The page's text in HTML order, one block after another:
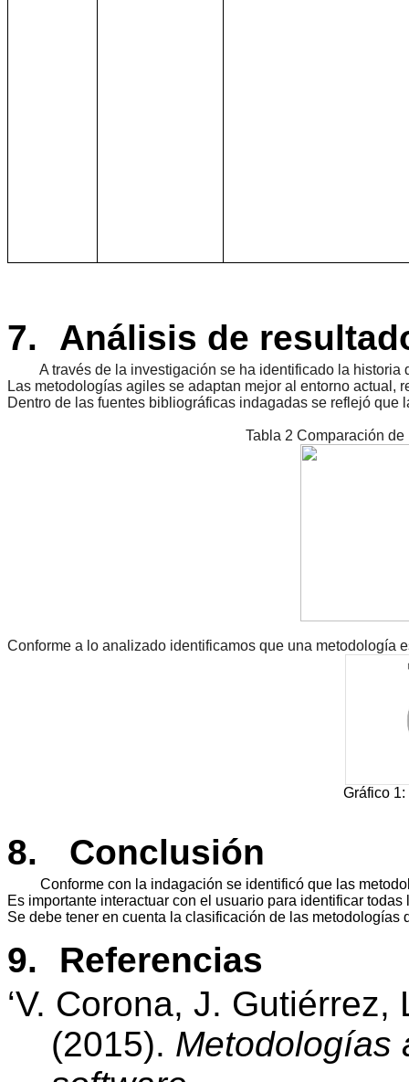
7. Análisis de
A través de la investigación se ha identificado la
Las metodologías agiles se adaptan mejor al entorno
Dentro de las fuentes bibliográficas indagadas se reflejó
Tabla 2 Comparación
Conforme a lo analizado identificamos que una metodología
Gráfico 1:
8. Conclusión
Conforme con la indagación se identificó que las
Es importante interactuar con el usuario para identificar
Se debe tener en cuenta la clasificación de las
9.
Referencias
‘V. Corona, J.
(2015). Metodologías